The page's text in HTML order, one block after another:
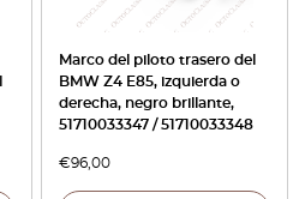
Marco del piloto trasero del
BMW Z4 E85, izquierda o
derecha, negro brillante,
51710033347 / 51710033348
€96,00